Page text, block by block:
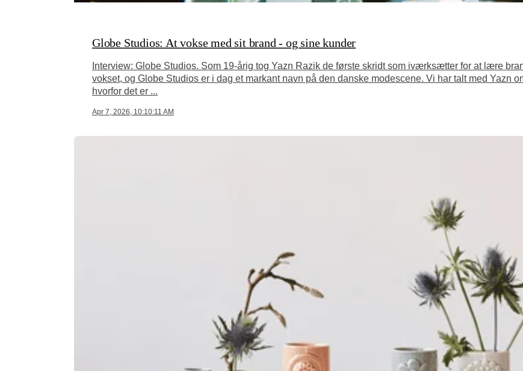
Globe Studios: At vokse med sit brand - og sine kunder
Interview: Globe Studios. Som 19-årig tog Yazn Razik de første skridt som iværksætter for at lære
vokset, og Globe Studios er i dag et markant navn på den danske modescene. Vi har talt med Yazn
hvorfor det er ...
Apr 7, 2026, 10:10:11 AM